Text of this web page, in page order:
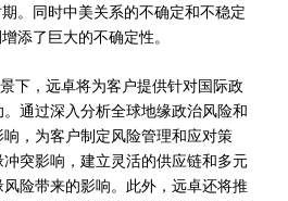
。同时中美关系的不确定和不稳定
添了巨大的不确定性。
下，远卓将为客户提供针对国际政
通过深入分析全球地缘政治风险和
，为客户制定风险管理和应对策
突影响，建立灵活的供应链和多元
险带来的影响。此外，远卓还将推